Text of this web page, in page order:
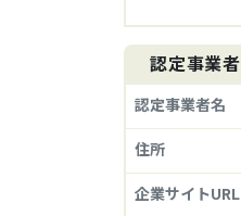
認定事業者
認定事業者名
住所
企業サイトURL